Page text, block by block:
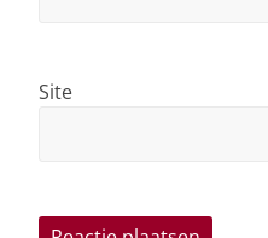
Site